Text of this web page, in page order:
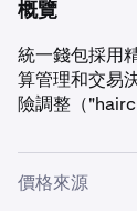
概覽
統一錢包採用
算管理和交易
險調整（
價格來源